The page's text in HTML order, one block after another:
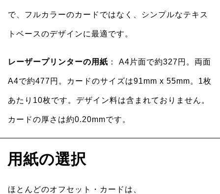
で、フルカラーのカードではなく、シンプルなテキス
トベースのデザインに最適です。
レーザープリンターの用紙 ： A4片面で約327円。両面
A4で約477円。カードのサイズは91mm x 55mm。1枚
あたり10枚です。デザイン料は含まれておりません。
カードの厚さは約0.20mmです。
用紙の選択
ほとんどのオフセット・カードは、